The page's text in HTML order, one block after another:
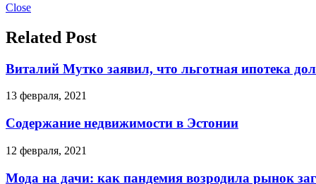
Close
Related Post
Виталий Мутко заявил, что льготная ипотека
13 февраля, 2021
Содержание недвижимости в Эстонии
12 февраля, 2021
Мода на дачи: как пандемия возродила рынок